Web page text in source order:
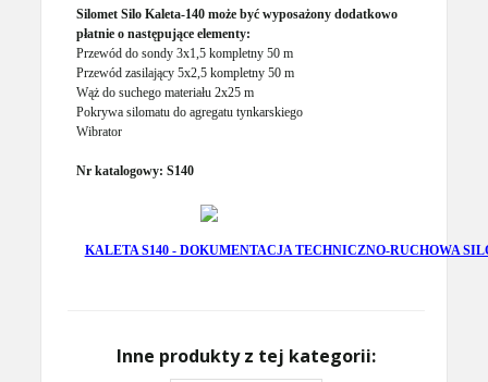
Silomet Silo Kaleta-140 może być wyposażony dodatkowo
płatnie o następujące elementy:
Przewód do sondy 3x1,5 kompletny 50 m
Przewód zasilający 5x2,5 kompletny 50 m
Wąż do suchego materiału 2x25 m
Pokrywa silomatu do agregatu tynkarskiego
Wibrator
Nr katalogowy: S140
KALETA S140 - DOKUMENTACJA TECHNICZNO-RUCHOWA
Inne produkty z tej kategorii: